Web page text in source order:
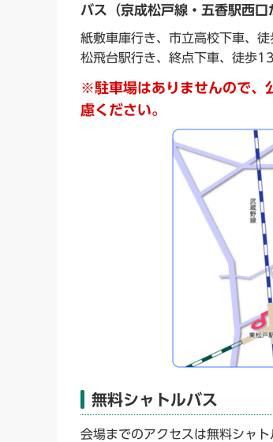
バス（京成松戸線・五香駅西口
紙敷車庫行き、市立高校下車、
松飛台駅行き、終点下車、徒歩
※駐車場はありませんので、
慮ください。
無料シャトルバス
会場までのアクセスは無料シャト